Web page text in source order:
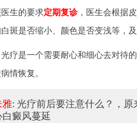
生的要求定期复诊，医生会根据
斑是否缩小、颜色是否变浅等，
是一个需要耐心和细心去对待的
情恢复。
雅: 光疗前后要注意什么？
，
白癜风蔓延